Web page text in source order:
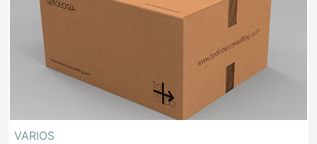
VARIOS